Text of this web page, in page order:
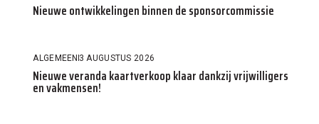
Nieuwe ontwikkelingen binnen de sponsorcommissie
ALGEMEEN3 AUGUSTUS 2026
Nieuwe veranda kaartverkoop klaar dankzij vrijwilligers
en vakmensen!